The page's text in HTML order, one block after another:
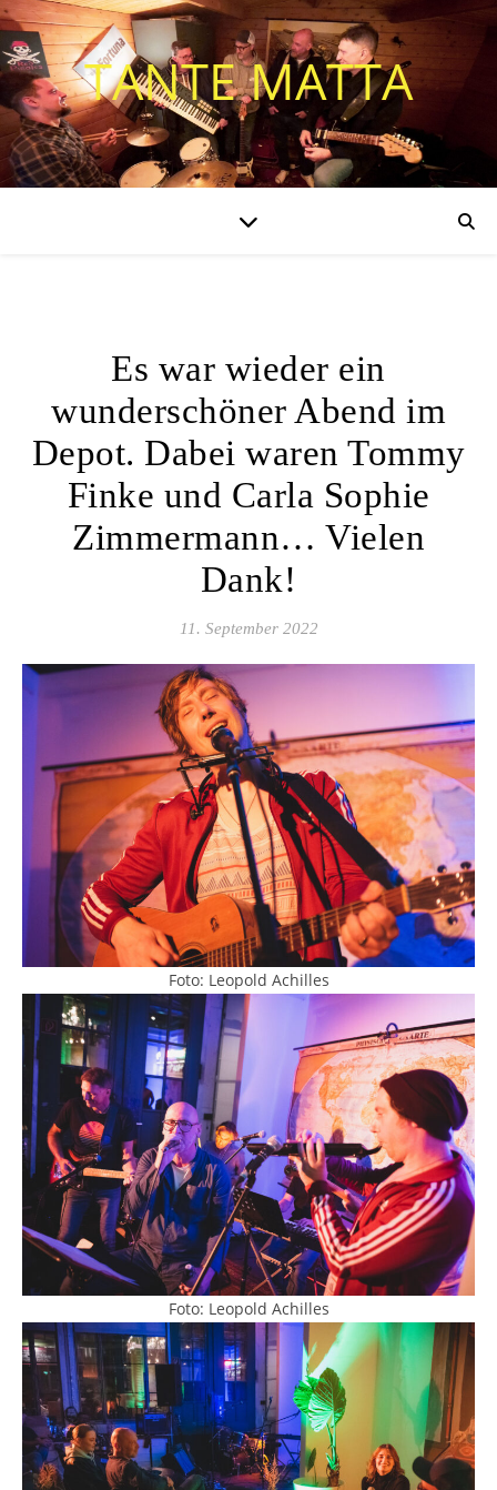
TANTE MATTA
Es war wieder ein
wunderschöner Abend im
Depot. Dabei waren Tommy
Finke und Carla Sophie
Zimmermann… Vielen
Dank!
11. September 2022
Foto: Leopold Achilles
Foto: Leopold Achilles